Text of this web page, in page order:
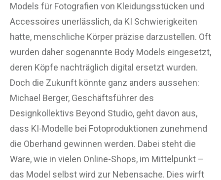
Models für Fotografien von Kleidungsstücken und
Accessoires unerlässlich, da KI Schwierigkeiten
hatte, menschliche Körper präzise darzustellen. Oft
wurden daher sogenannte Body Models eingesetzt,
deren Köpfe nachträglich digital ersetzt wurden.
Doch die Zukunft könnte ganz anders aussehen:
Michael Berger, Geschäftsführer des
Designkollektivs Beyond Studio, geht davon aus,
dass KI-Modelle bei Fotoproduktionen zunehmend
die Oberhand gewinnen werden. Dabei steht die
Ware, wie in vielen Online-Shops, im Mittelpunkt –
das Model selbst wird zur Nebensache. Dies wirft